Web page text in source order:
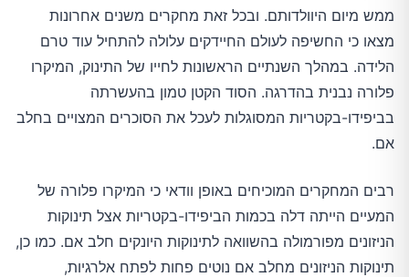
ממש מיום היוולדותם. ובכל זאת מחקרים משנים אחרונות
מצאו כי החשיפה לעולם החיידקים עלולה להתחיל עוד טרם
הלידה. במהלך השנתיים הראשונות לחייו של התינוק, המיקרו
פלורה נבנית בהדרגה. הסוד הקטן טמון בהעשרתה
בביפידו-בקטריות המסוגלות לעכל את הסוכרים המצויים בחלב
אם.
רבים המחקרים המוכיחים באופן וודאי כי המיקרו פלורה של
המעיים הייתה דלה בכמות הביפידו-בקטריות אצל תינוקות
הניזונים מפורמולה בהשוואה לתינוקות היונקים חלב אם. כמו כן,
תינוקות הניזונים מחלב אם נוטים פחות לפתח אלרגיות,